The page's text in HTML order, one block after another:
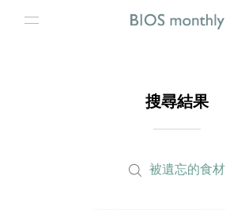
搜尋結果
被遺忘的食材